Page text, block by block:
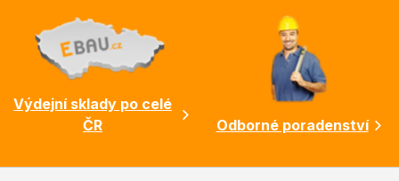
Výdejní sklady po celé
ČR
Odborné poradenství